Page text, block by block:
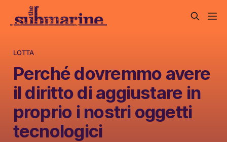
LOTTA
Perché dovremmo avere
il diritto di aggiustare in
proprio i nostri oggetti
tecnologici